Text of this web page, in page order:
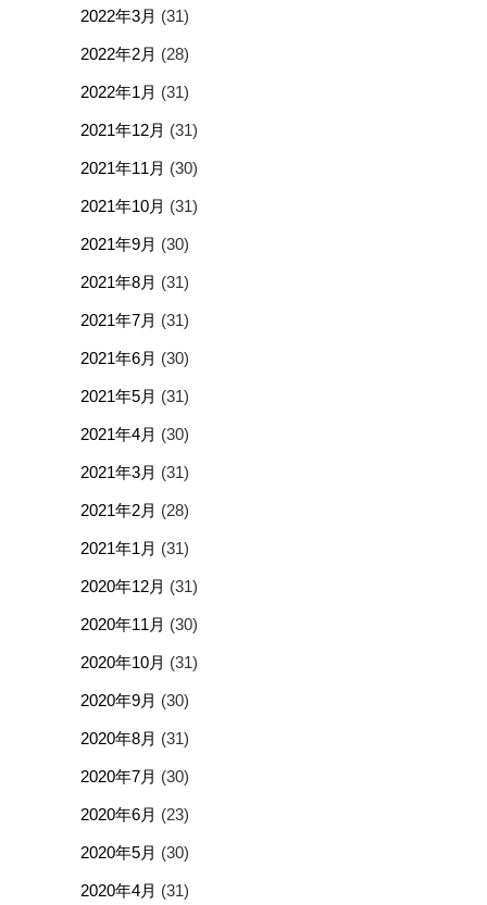
2022年3月 (31)
2022年2月 (28)
2022年1月 (31)
2021年12月 (31)
2021年11月 (30)
2021年10月 (31)
2021年9月 (30)
2021年8月 (31)
2021年7月 (31)
2021年6月 (30)
2021年5月 (31)
2021年4月 (30)
2021年3月 (31)
2021年2月 (28)
2021年1月 (31)
2020年12月 (31)
2020年11月 (30)
2020年10月 (31)
2020年9月 (30)
2020年8月 (31)
2020年7月 (30)
2020年6月 (23)
2020年5月 (30)
2020年4月 (31)